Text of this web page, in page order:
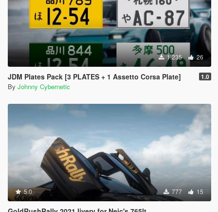
1.235 26
JDM Plates Pack [3 PLATES + 1 Assetto Corsa Plate] 1.0
By Johnny Cybernetic
5.0 777 15